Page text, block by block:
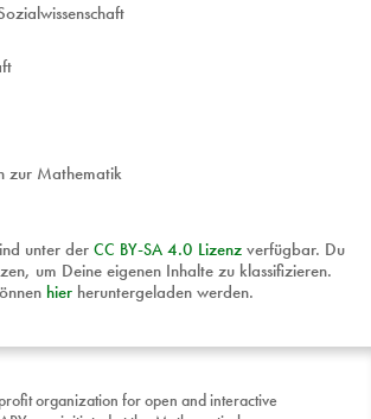
zur Mathematik
unter der CC BY-SA 4.0 Lizenz verfügbar. Du
um Deine eigenen Inhalte zu klassifizieren.
hier heruntergeladen werden.
organization for open and interactive